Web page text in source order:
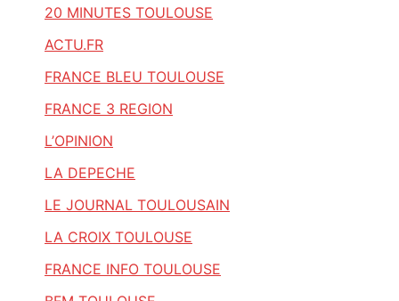
20 MINUTES TOULOUSE
ACTU.FR
FRANCE BLEU TOULOUSE
FRANCE 3 REGION
L’OPINION
LA DEPECHE
LE JOURNAL TOULOUSAIN
LA CROIX TOULOUSE
FRANCE INFO TOULOUSE